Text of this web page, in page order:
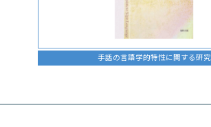
手話の言語学的特性に関する研究